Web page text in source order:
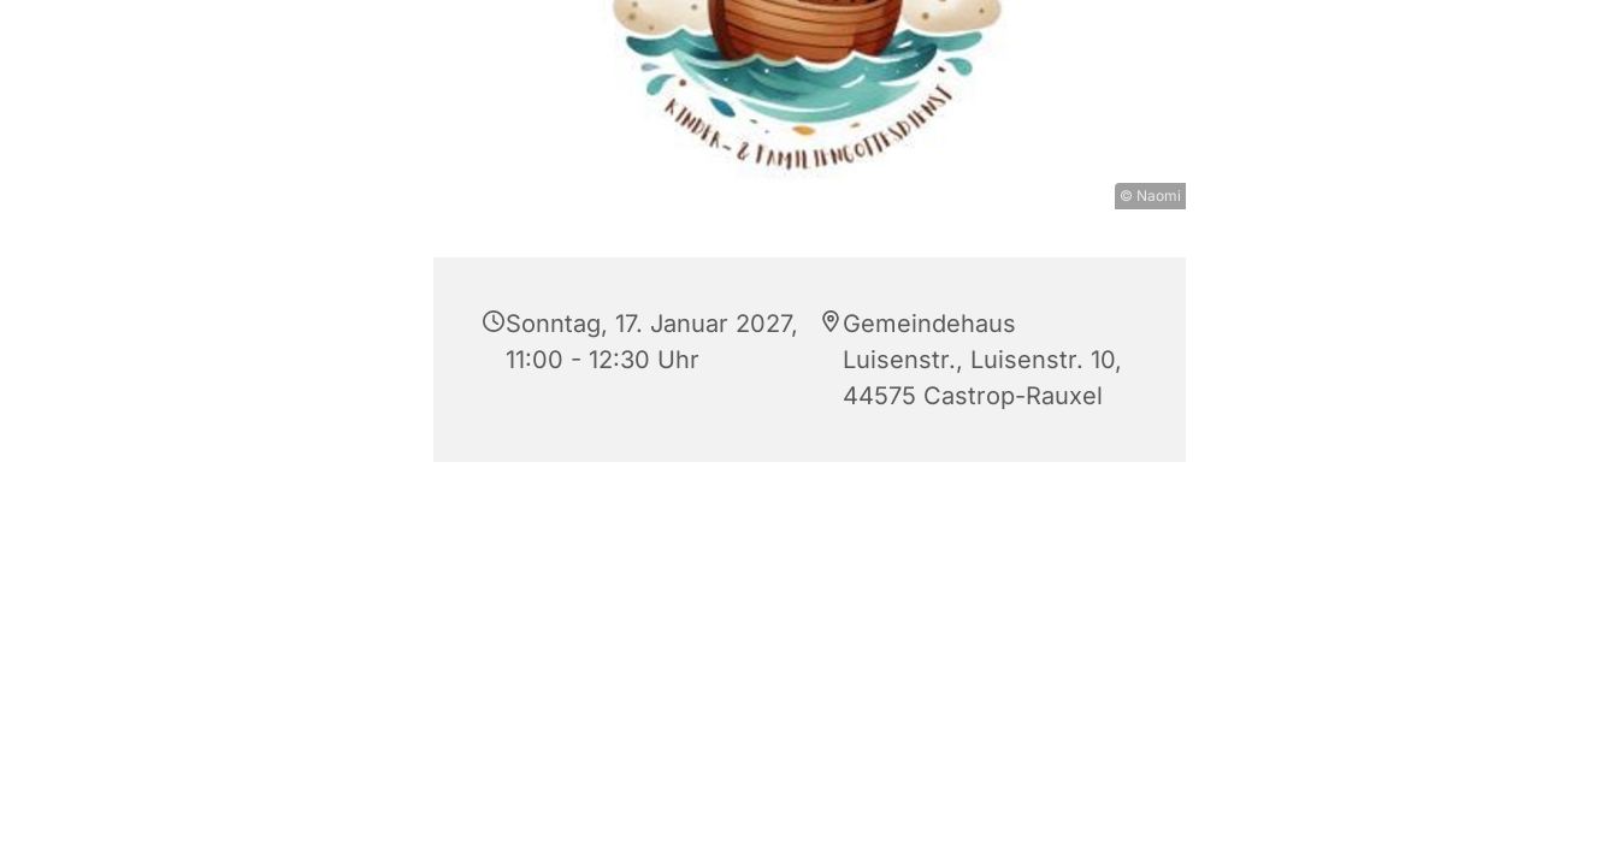
© Naomi
Sonntag, 17. Januar 2027,
11:00 - 12:30 Uhr
Gemeindehaus
Luisenstr., Luisenstr. 10,
44575 Castrop-Rauxel